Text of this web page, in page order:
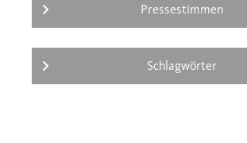
Pressestimmen
Schlagwörter